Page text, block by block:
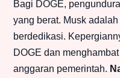
Bagi DOGE,
yang berat. Musk
berdedikasi.
DOGE dan
anggaran pemerintah.